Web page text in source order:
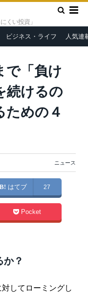
くい投資」
ビジネス・ライフ 人気連
まで「負け戦」楽天モバ
つの道＝栫井駿介
で「負け
続けるの
ための４
ニュース
はてブ 27
Pocket
か？
してローミングし